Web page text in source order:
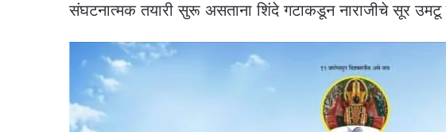
संघटनात्मक तयारी सुरू असताना शिंदे गटाकडून नाराजीचे सूर